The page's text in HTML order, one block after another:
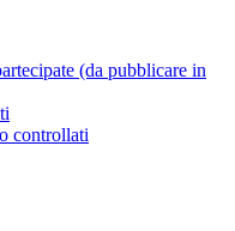
(da pubblicare in
controllati